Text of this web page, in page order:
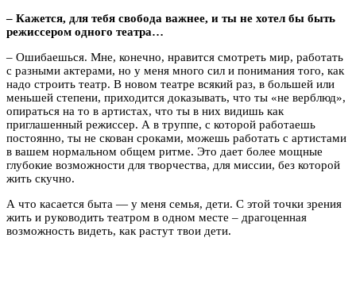
– Кажется, для тебя свобода важнее, и ты не хотел бы быть
режиссером одного театра…
– Ошибаешься. Мне, конечно, нравится смотреть мир, работать
с разными актерами, но у меня много сил и понимания того, как
надо строить театр. В новом театре всякий раз, в большей или
меньшей степени, приходится доказывать, что ты «не верблюд»,
опираться на то в артистах, что ты в них видишь как
приглашенный режиссер. А в труппе, с которой работаешь
постоянно, ты не скован сроками, можешь работать с артистами
в вашем нормальном общем ритме. Это дает более мощные
глубокие возможности для творчества, для миссии, без которой
жить скучно.
А что касается быта — у меня семья, дети. С этой точки зрения
жить и руководить театром в одном месте – драгоценная
возможность видеть, как растут твои дети.